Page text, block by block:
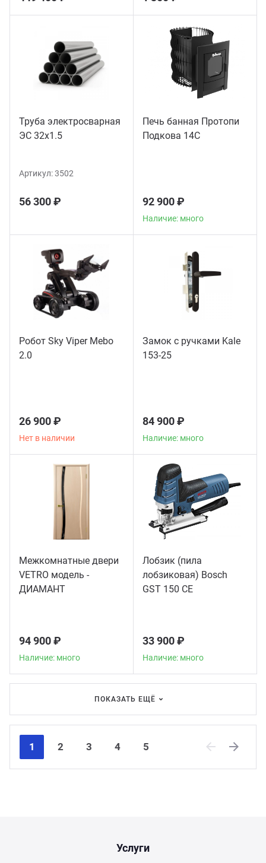
Труба электросварная
ЭС 32x1.5
Артикул:3502
56 300 ₽
Печь банная Протопи
Подкова 14С
92 900 ₽
Наличие: много
Робот Sky Viper Mebo
2.0
26 900 ₽
Нет в наличии
Замок с ручками Kale
153-25
84 900 ₽
Наличие: много
Межкомнатные двери
VETRO модель -
ДИАМАНТ
94 900 ₽
Наличие: много
Лобзик (пила
лобзиковая) Bosch
GST 150 CE
33 900 ₽
Наличие: много
ПОКАЗАТЬ ЕЩЁ
1 2 3 4
5
Услуги